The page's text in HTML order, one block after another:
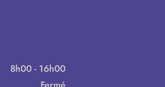
8h00 - 16h00